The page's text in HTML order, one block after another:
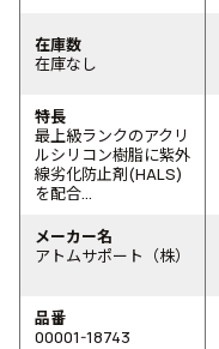
在庫数
在庫なし
特長
最上級ランクのアクリ
ルシリコン樹脂に紫外
線劣化防止剤(HALS)
を配合...
メーカー名
アトムサポート（株）
品番
00001-18743